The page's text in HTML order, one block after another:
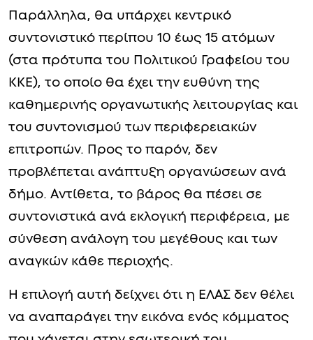
Παράλληλα, θα υπάρχει κεντρικό
συντονιστικό περίπου 10 έως 15 ατόμων
(στα πρότυπα του Πολιτικού Γραφείου του
ΚΚΕ), το οποίο θα έχει την ευθύνη της
καθημερινής οργανωτικής λειτουργίας και
του συντονισμού των περιφερειακών
επιτροπών. Προς το παρόν, δεν
προβλέπεται ανάπτυξη οργανώσεων ανά
δήμο. Αντίθετα, το βάρος θα πέσει σε
συντονιστικά ανά εκλογική περιφέρεια, με
σύνθεση ανάλογη του μεγέθους και των
αναγκών κάθε περιοχής.
Η επιλογή αυτή δείχνει ότι η ΕΛΑΣ δεν θέλει
να αναπαράγει την εικόνα ενός κόμματος